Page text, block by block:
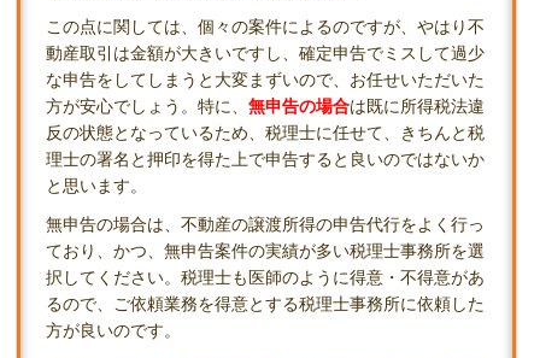
この点に関しては、個々の案件によるのですが、やはり不
動産取引は金額が大きいですし、確定申告でミスして過少
な申告をしてしまうと大変まずいので、お任せいただいた
方が安心でしょう。特に、無申告の場合は既に所得税法違
反の状態となっているため、税理士に任せて、きちんと税
理士の署名と押印を得た上で申告すると良いのではないか
と思います。
無申告の場合は、不動産の譲渡所得の申告代行をよく行っ
ており、かつ、無申告案件の実績が多い税理士事務所を選
択してください。税理士も医師のように得意・不得意があ
るので、ご依頼業務を得意とする税理士事務所に依頼した
方が良いのです。